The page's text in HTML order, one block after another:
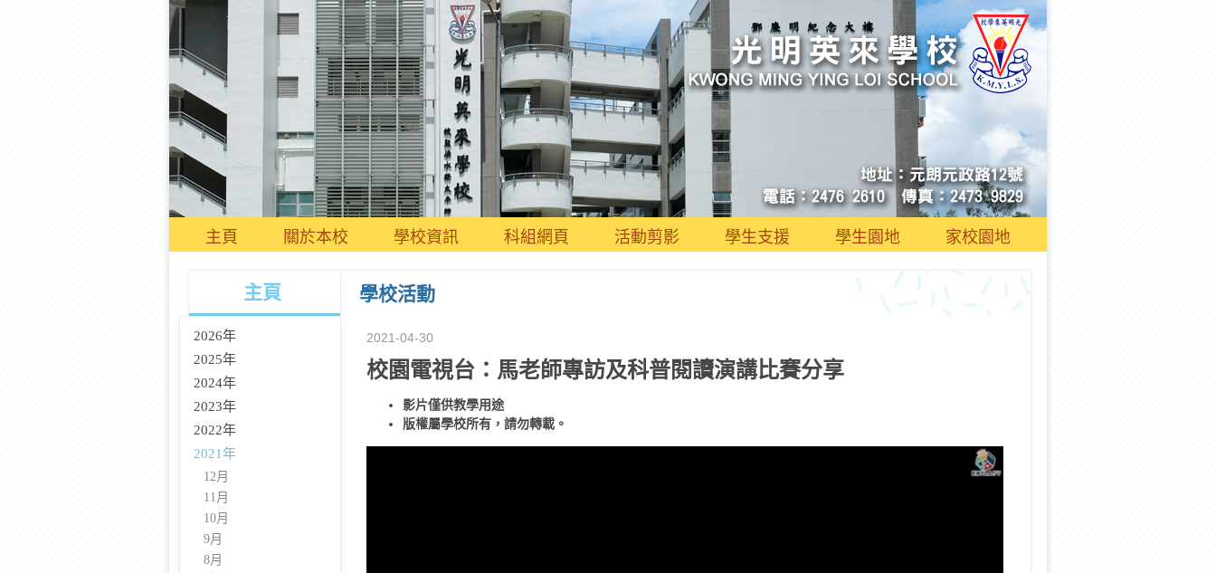
主頁 關於本校 學校資訊 科組網頁 活動剪影 學生支援 學生園地 家校園地
主頁 學校活動
2026年
2025年
2024年
2023年
2022年
2021年
12月
11月
10月
9月
8月
2021-04-30
校園電視台：馬老師專訪及科普閱讀演講比賽分享
影片僅供教學用途
版權屬學校所有，請勿轉載。